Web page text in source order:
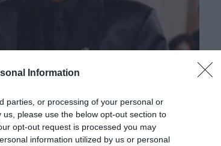
Information
parties, or processing of your personal or
please use the below opt-out section to
opt-out request is processed you may
information utilized by us or personal